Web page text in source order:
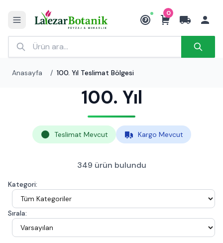
₺
0
Anasayfa / 100. Yıl Teslimat Bölgesi
100. Yıl
Teslimat Mevcut Kargo Mevcut
349 ürün bulundu
Kategori:
Sırala: